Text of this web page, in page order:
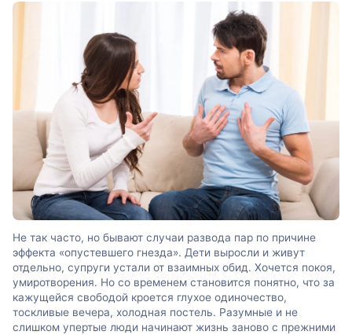
Не так часто, но бывают случаи развода пар по причине
эффекта «опустевшего гнезда». Дети выросли и живут
отдельно, супруги устали от взаимных обид. Хочется покоя,
умиротворения. Но со временем становится понятно, что за
кажущейся свободой кроется глухое одиночество,
тоскливые вечера, холодная постель. Разумные и не
слишком упертые люди начинают жизнь заново с прежними